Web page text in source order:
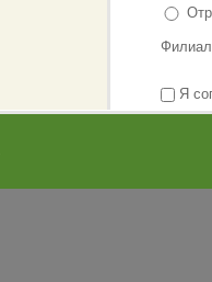
Также в
Филиал
Я